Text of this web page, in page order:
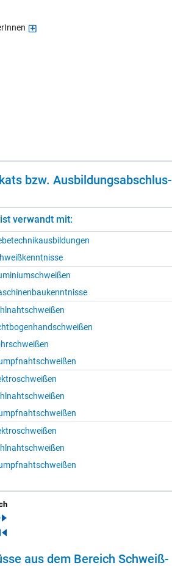
bzw. Aus­bil­dungs­ab­schlus­
verwandt mit:
aus dem Be­reich Schweiß­